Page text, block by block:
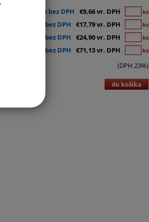
€7,85 bez DPH €9,66 vr. DPH ks
€14,46 bez DPH €17,79 vr. DPH ks
€20,24 bez DPH €24,90 vr. DPH ks
€57,83 bez DPH €71,13 vr. DPH ks
(DPH 23%)
do košíka